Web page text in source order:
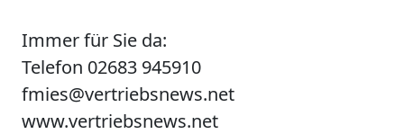
Immer für Sie da:
Telefon 02683 945910
fmies@vertriebsnews.net
www.vertriebsnews.net